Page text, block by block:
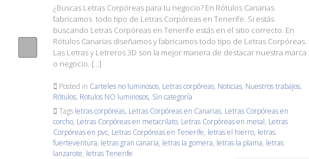
¿Buscas Letras Corpóreas para tu negocio? En Rótulos Canarias
fabricamos todo tipo de Letras Corpóreas en Tenerife. Si estás
buscando Letras Corpóreas en Tenerife estás en el sitio correcto. En
Rótulos Canarias diseñamos y fabricamos todo tipo de Letras Corpóreas.
Las Letras y Letreros 3D son la mejor manera de destacar nuestra marca
o negocio. […]
Posted in Carteles no luminosos, Letras corpóreas, Noticias, Nuestros trabajos,
Rótulos, Rotulos NO luminosos, Sin categoría
Tags letras corpóreas, Letras Corpóreas en Canarias, Letras Corpóreas en
corcho, Letras Corpóreas en metacrilato, Letras Corpóreas en metal, Letras
Corpóreas en pvc, Letras Corpóreas en Tenerife, letras el hierro, letras
fuerteventura, letras gran canaria, letras la gomera, letras la plama, letras
lanzarote, letras Tenerife